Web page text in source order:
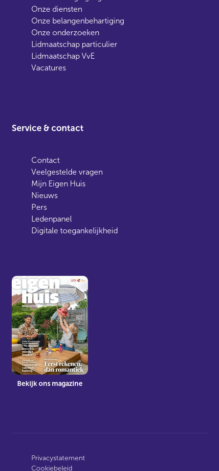
Onze diensten
Onze belangenbehartiging
Onze onderzoeken
Lidmaatschap particulier
Lidmaatschap VvE
Vacatures
Service & contact
Contact
Veelgestelde vragen
Mijn Eigen Huis
Nieuws
Pers
Ledenpanel
Digitale toegankelijkheid
Bekijk ons magazine
Privacystatement
Cookiebeleid